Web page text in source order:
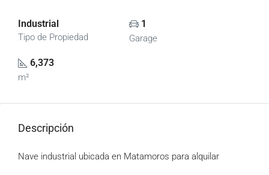
Industrial
Tipo de Propiedad
1
Garage
6,373
m²
Descripción
Nave industrial ubicada en Matamoros para alquilar